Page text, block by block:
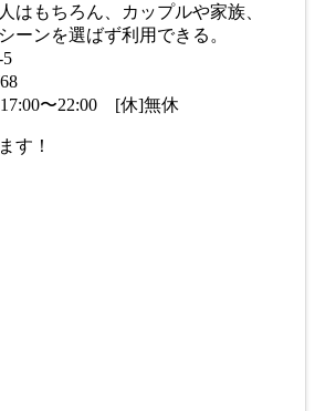
はもちろん、カップルや家族、
ーンを選ばず利用できる。
17:00〜22:00 [休]無休
す！